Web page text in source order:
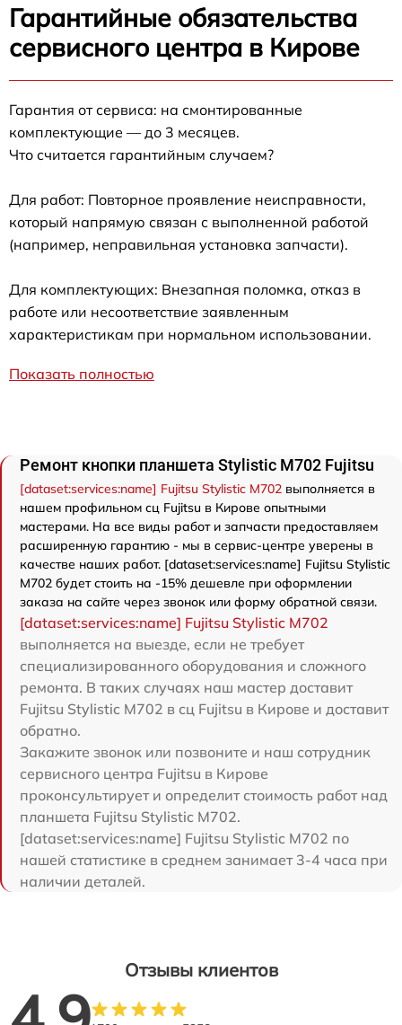
Гарантийные обязательства
сервисного центра в Кирове
Гарантия от сервиса: на смонтированные
комплектующие — до 3 месяцев.
Что считается гарантийным случаем?
Для работ: Повторное проявление неисправности,
который напрямую связан с выполненной работой
(например, неправильная установка запчасти).
Для комплектующих: Внезапная поломка, отказ в
работе или несоответствие заявленным
характеристикам при нормальном использовании.
Показать полностью
Ремонт кнопки планшета Stylistic M702 Fujitsu
[dataset:services:name] Fujitsu Stylistic M702 выполняется в
нашем профильном сц Fujitsu в Кирове опытными
мастерами. На все виды работ и запчасти предоставляем
расширенную гарантию - мы в сервис-центре уверены в
качестве наших работ. [dataset:services:name] Fujitsu Stylistic
M702 будет стоить на -15% дешевле при оформлении
заказа на сайте через звонок или форму обратной связи.
[dataset:services:name] Fujitsu Stylistic M702
выполняется на выезде, если не требует
специализированного оборудования и сложного
ремонта. В таких случаях наш мастер доставит
Fujitsu Stylistic M702 в сц Fujitsu в Кирове и доставит
обратно.
Закажите звонок или позвоните и наш сотрудник
сервисного центра Fujitsu в Кирове
проконсультирует и определит стоимость работ над
планшета Fujitsu Stylistic M702.
[dataset:services:name] Fujitsu Stylistic M702 по
нашей статистике в среднем занимает 3-4 часа при
наличии деталей.
Отзывы клиентов